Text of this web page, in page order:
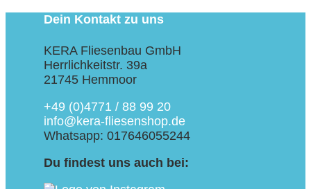
Dein Kontakt zu uns
KERA Fliesenbau GmbH
Herrlichkeitstr. 39a
21745 Hemmoor
+49 (0)4771 / 88 99 20
info@kera-fliesenshop.de
Whatsapp: 017646055244
Du findest uns auch bei: